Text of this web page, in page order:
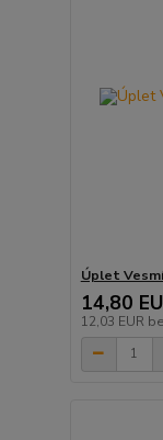
Úplet
14,80
12,03 EUR